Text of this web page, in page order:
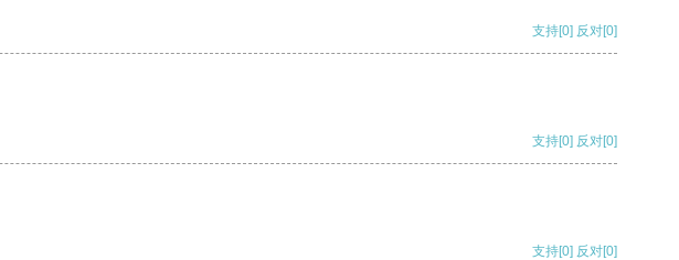
支持[0] 反对[0]
支持[0] 反对[0]
支持[0] 反对[0]